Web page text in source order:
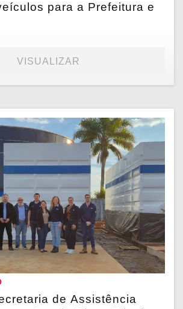
para a Prefeitura e
VISUALIZAR
de Assistência